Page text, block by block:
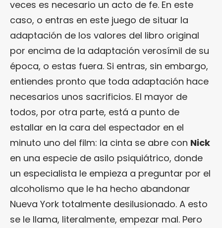
veces es necesario un acto de fe. En este
caso, o entras en este juego de situar la
adaptación de los valores del libro original
por encima de la adaptación verosímil de su
época, o estas fuera. Si entras, sin embargo,
entiendes pronto que toda adaptación hace
necesarios unos sacrificios. El mayor de
todos, por otra parte, está a punto de
estallar en la cara del espectador en el
minuto uno del film: la cinta se abre con Nick
en una especie de asilo psiquiátrico, donde
un especialista le empieza a preguntar por el
alcoholismo que le ha hecho abandonar
Nueva York totalmente desilusionado. A esto
se le llama, literalmente, empezar mal. Pero